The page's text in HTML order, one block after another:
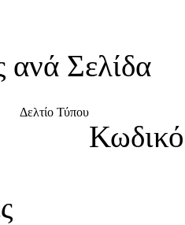
ανά Σελίδα
Δελτίο Τύπου